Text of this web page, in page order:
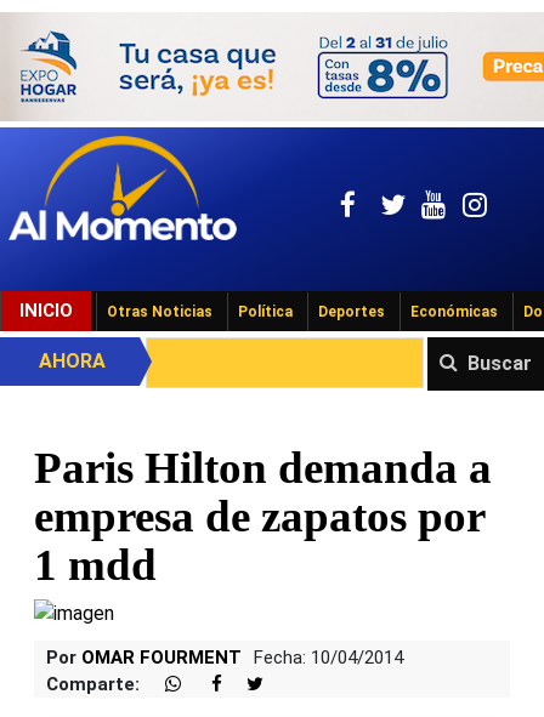
INICIO Otras Noticias Política Deportes Económicas
Buscar
AHORA
Paris Hilton demanda a
empresa de zapatos por
1 mdd
Por OMAR FOURMENT
Fecha: 10/04/2014
Comparte: